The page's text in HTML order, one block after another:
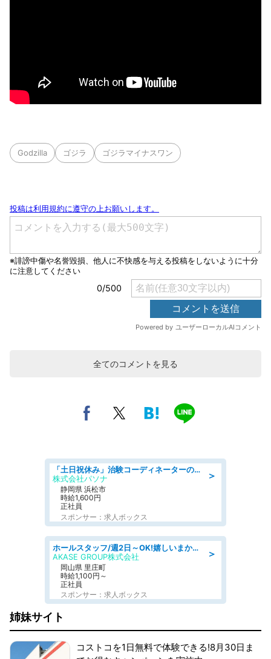
Godzilla ゴジラ ゴジラマイナスワン
全てのコメントを見る
＞
「土日祝休み」治験コーディネーターのお仕事/未経験OK
株式会社パソナ
静岡県 浜松市
時給1,600円
正社員
スポンサー：求人ボックス
＞
ホールスタッフ/週2日～OK!嬉しいまかない付き/岡山県/浅口郡里庄町
AKASE GROUP株式会社
岡山県 里庄町
時給1,100円～
正社員
スポンサー：求人ボックス
姉妹サイト
コストコを1日無料で体験できる!8月30日ま